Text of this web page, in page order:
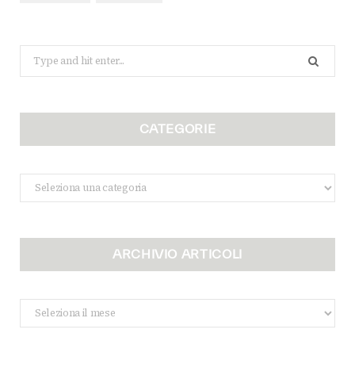
Search
for:
CATEGORIE
Categorie
ARCHIVIO ARTICOLI
Archivio
Articoli